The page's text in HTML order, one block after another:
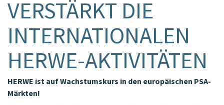
VERSTÄRKT DIE
INTERNATIONALEN
HERWE-AKTIVITÄTEN
HERWE ist auf Wachstumskurs in den europäischen PSA-
Märkten!